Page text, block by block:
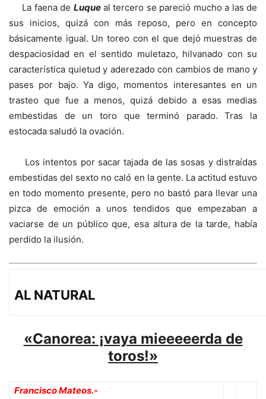
La faena de Luqueal tercero se pareció mucho a las de
sus inicios, quizá con más reposo, pero en concepto
básicamente igual. Un toreo con el que dejó muestras de
despaciosidad en el sentido muletazo, hilvanado con su
característica quietud y aderezado con cambios de mano y
pases por bajo. Ya digo, momentos interesantes en un
trasteo que fue a menos, quizá debido a esas medias
embestidas de un toro que terminó parado. Tras la
estocada saludó la ovación.
Los intentos por sacar tajada de las sosas y distraídas
embestidas del sexto no caló en la gente. La actitud estuvo
en todo momento presente, pero no bastó para llevar una
pizca de emoción a unos tendidos que empezaban a
vaciarse de un público que, esa altura de la tarde, había
perdido la ilusión.
AL NATURAL
«Canorea: ¡vaya mieeeeerda de
toros!»
Francisco Mateos.-